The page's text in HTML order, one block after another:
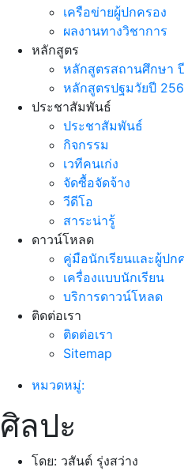
เครือข่ายผู้ปกครอง
ผลงานทางวิชาการ
หลักสูตร
หลักสูตรสถานศึกษา
หลักสูตรปฐมวัยปี
ประชาสัมพันธ์
ประชาสัมพันธ์
กิจกรรม
เวทีคนเก่ง
จัดซื้อจัดจ้าง
วีดีโอ
สาระน่ารู้
ดาวน์โหลด
คู่มือนักเรียนและผู้ปก
เครื่องแบบนักเรียน
บริการดาวน์โหลด
ติดต่อเรา
ติดต่อเรา
Sitemap
หมวดหมู่:
ศิลปะ
โดย: วสันต์ รุ่งสว่าง